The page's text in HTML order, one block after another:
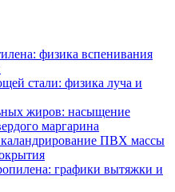
физика вспенивания
стали: физика луча и
жиров: насыщение
маргарина
ПВХ массы
графики вытяжки и